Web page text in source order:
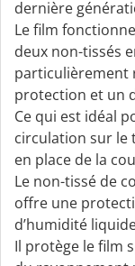
dernière
Le film
deux non-tissés
particulièrement
protection et un
Ce qui est idéal
circulation sur le
en place de la
Le non-tissé de
offre une
d’humidité
Il protège le film